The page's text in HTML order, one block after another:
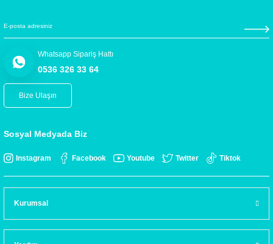
Whatsapp Sipariş Hattı
0536 326 33 64
Bize Ulaşın
Sosyal Medyada Biz
Instagram Facebook Youtube Twitter Tiktok
Kurumsal